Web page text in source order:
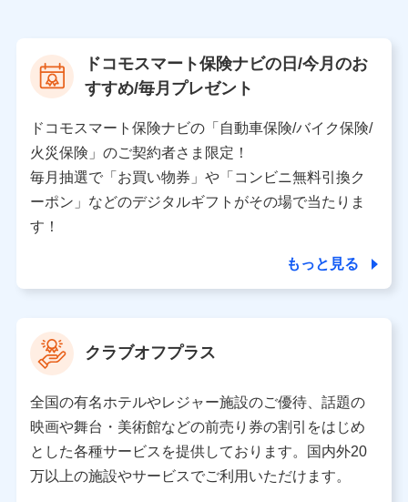
当社の対応品質向上やお問い合わせ内容の正確な把握のため
個人情報保護管理者の職名、連絡先
〒103-0013 東京都中央区日本橋人形町2-14-10 アー
バンネット日本橋ビル 3F
株式会社ドコモ・インシュアランス
個人情報の第三者提供について
当社は利用目的の達成に必要な範囲内において個人情報
の取り扱いの全部または一部を委託する場合がありま
す。
個人データの共同利用
当社は株式会社NTTドコモとの間で、以下のとおり個
人データを共同利用します。
ドコモスマート保険ナビの日/今月のお
すすめ/毎月プレゼント
ドコモスマート保険ナビの「自動車保険/バイク保険/
火災保険」のご契約者さま限定！
毎月抽選で「お買い物券」や「コンビニ無料引換ク
ーポン」などのデジタルギフトがその場で当たりま
す！
もっと見る
クラブオフプラス
全国の有名ホテルやレジャー施設のご優待、話題の
映画や舞台・美術館などの前売り券の割引をはじめ
とした各種サービスを提供しております。国内外20
万以上の施設やサービスでご利用いただけます。